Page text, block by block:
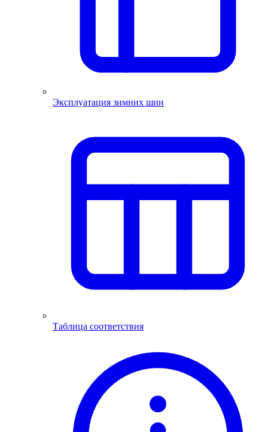
Эксплуатация зимних шин
Таблица соответствия